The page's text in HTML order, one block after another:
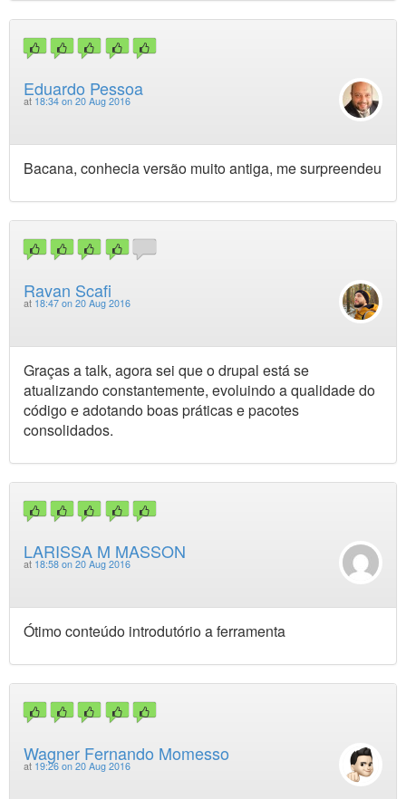
Eduardo Pessoa
at 18:34 on 20 Aug 2016
Bacana, conhecia versão muito antiga, me surpreendeu
Ravan Scafi
at 18:47 on 20 Aug 2016
Graças a talk, agora sei que o drupal está se
atualizando constantemente, evoluindo a qualidade do
código e adotando boas práticas e pacotes
consolidados.
LARISSA M MASSON
at 18:58 on 20 Aug 2016
Ótimo conteúdo introdutório a ferramenta
Wagner Fernando Momesso
at 19:26 on 20 Aug 2016